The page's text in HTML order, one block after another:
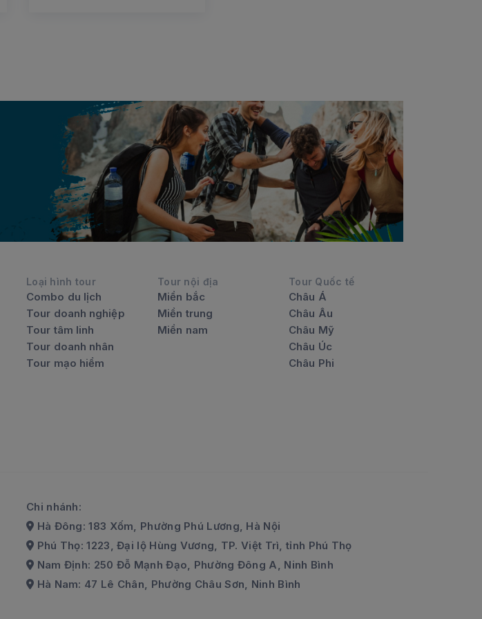
Loại hình tour
Combo du lịch
Tour doanh nghiệp
Tour tâm linh
Tour doanh nhân
Tour mạo hiểm
Tour nội địa
Miền bắc
Miền trung
Miền nam
Tour Quốc tế
Châu Á
Châu Âu
Châu Mỹ
Châu Úc
Châu Phi
Chi nhánh:
Hà Đông: 183 Xốm, Phường Phú Lương, Hà Nội
Phú Thọ: 1223, Đại lộ Hùng Vương, TP. Việt Trì, tỉnh Phú Thọ
Nam Định: 250 Đỗ Mạnh Đạo, Phường Đông A, Ninh Bình
Hà Nam: 47 Lê Chân, Phường Châu Sơn, Ninh Bình